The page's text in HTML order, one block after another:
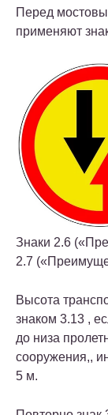
Перед
применяют
Знаки 2.6
2.7
Высота
знаком 3.13 ,
до низа
сооружения,,
5 м.